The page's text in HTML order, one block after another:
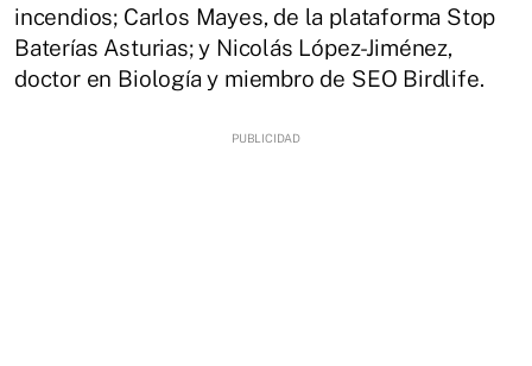
incendios; Carlos Mayes, de la plataforma Stop
Baterías Asturias; y Nicolás López-Jiménez,
doctor en Biología y miembro de SEO Birdlife.